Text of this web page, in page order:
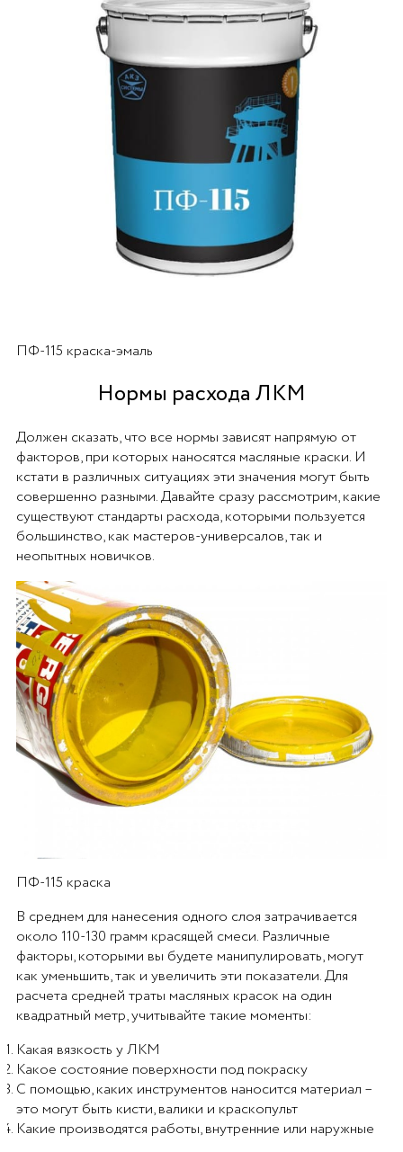
ПФ-115 краска-эмаль
Нормы расхода ЛКМ
Должен сказать, что все нормы зависят напрямую от
факторов, при которых наносятся масляные краски. И
кстати в различных ситуациях эти значения могут быть
совершенно разными. Давайте сразу рассмотрим, какие
существуют стандарты расхода, которыми пользуется
большинство, как мастеров-универсалов, так и
неопытных новичков.
ПФ-115 краска
В среднем для нанесения одного слоя затрачивается
около 110-130 грамм красящей смеси. Различные
факторы, которыми вы будете манипулировать, могут
как уменьшить, так и увеличить эти показатели. Для
расчета средней траты масляных красок на один
квадратный метр, учитывайте такие моменты:
Какая вязкость у ЛКМ
Какое состояние поверхности под покраску
С помощью, каких инструментов наносится материал –
это могут быть кисти, валики и краскопульт
Какие производятся работы, внутренние или наружные